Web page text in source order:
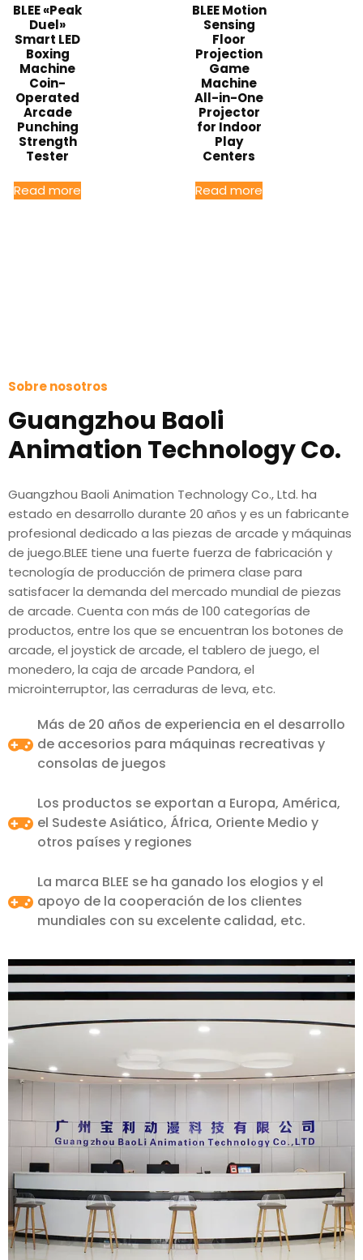
BLEE «Peak
Duel»
Smart LED
Boxing
Machine
Coin-
Operated
Arcade
Punching
Strength
Tester
Read more
BLEE Motion
Sensing
Floor
Projection
Game
Machine
All-in-One
Projector
for Indoor
Play
Centers
Read more
Sobre nosotros
Guangzhou Baoli
Animation Technology Co.
Guangzhou Baoli Animation Technology Co., Ltd. ha
estado en desarrollo durante 20 años y es un fabricante
profesional dedicado a las piezas de arcade y máquinas
de juego.BLEE tiene una fuerte fuerza de fabricación y
tecnología de producción de primera clase para
satisfacer la demanda del mercado mundial de piezas
de arcade. Cuenta con más de 100 categorías de
productos, entre los que se encuentran los botones de
arcade, el joystick de arcade, el tablero de juego, el
monedero, la caja de arcade Pandora, el
microinterruptor, las cerraduras de leva, etc.
Más de 20 años de experiencia en el desarrollo
de accesorios para máquinas recreativas y
consolas de juegos
Los productos se exportan a Europa, América,
el Sudeste Asiático, África, Oriente Medio y
otros países y regiones
La marca BLEE se ha ganado los elogios y el
apoyo de la cooperación de los clientes
mundiales con su excelente calidad, etc.